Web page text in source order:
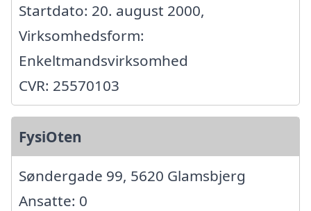
Startdato: 20. august 2000,
Virksomhedsform:
Enkeltmandsvirksomhed
CVR: 25570103
FysiOten
Søndergade 99, 5620 Glamsbjerg
Ansatte: 0